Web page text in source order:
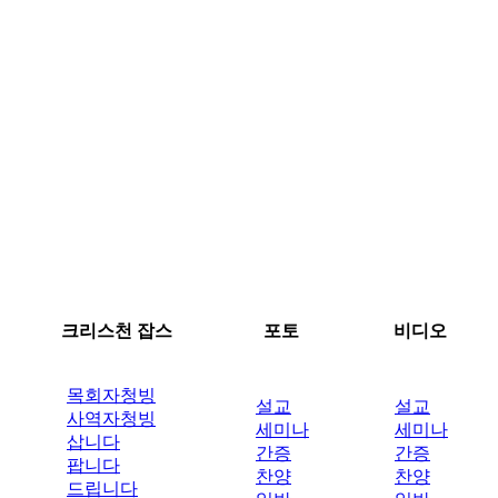
크리스천 잡스 포토 비디오
목회자청빙
사역자청빙
삽니다
팝니다
드립니다
설교
세미나
간증
찬양
설교
세미나
간증
찬양